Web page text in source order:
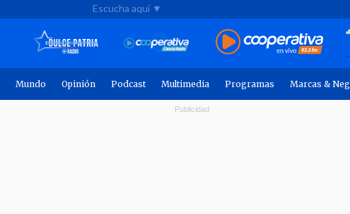
Escucha aquí ▼
Mundo Opinión Podcast Multimedia Programas Marcas &